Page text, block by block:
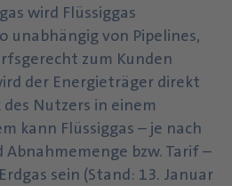
wird Flüssiggas
unabhängig von Pipelines,
zum Kunden
der Energieträger direkt
Nutzers in einem
kann Flüssiggas – je nach
Abnahmemenge bzw. Tarif –
sein (Stand: 13. Januar